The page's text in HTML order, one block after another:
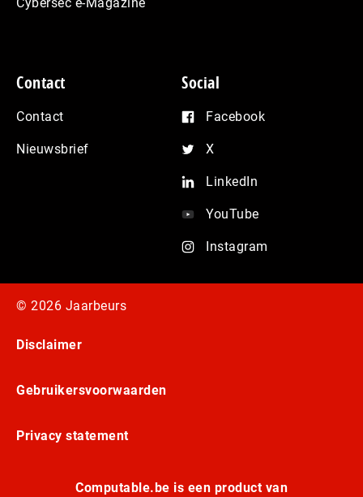
Contact
Contact
Nieuwsbrief
Social
Facebook
X
LinkedIn
YouTube
Instagram
© 2026 Jaarbeurs
Disclaimer
Gebruikersvoorwaarden
Privacy statement
Computable.be is een product van